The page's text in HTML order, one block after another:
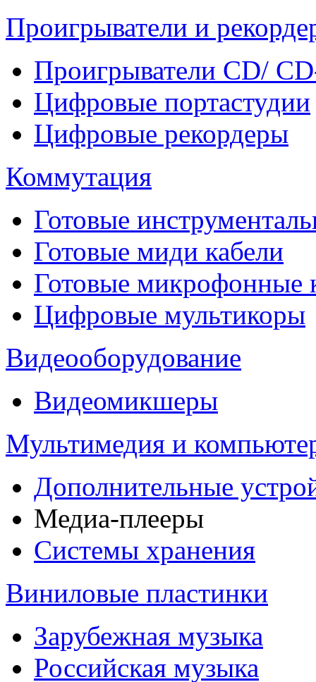
Проигрыватели и
Проигрыватели CD/
Цифровые портастудии
Цифровые рекордеры
Коммутация
Готовые
Готовые миди кабели
Готовые микрофонные
Цифровые мультикоры
Видеооборудование
Видеомикшеры
Мультимедия и
Дополнительные
Медиа-плееры
Системы хранения
Виниловые пластинки
Зарубежная музыка
Российская музыка